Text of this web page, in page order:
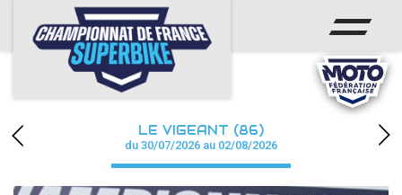
ACCUEIL
CHAMPIONNAT
CALENDRIER
RÉSULTATS
LE VIGEANT (86)
du 30/07/2026 au 02/08/2026